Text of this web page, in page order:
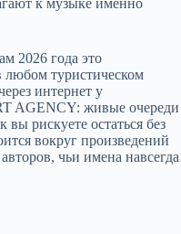
к музыке именно
2026 года это
любом туристическом
интернет у
AGENCY: живые очереди
вы рискуете остаться без
вокруг произведений
чьи имена навсегда